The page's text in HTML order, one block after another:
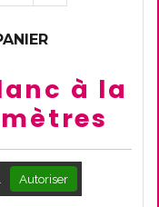
à la
Autoriser